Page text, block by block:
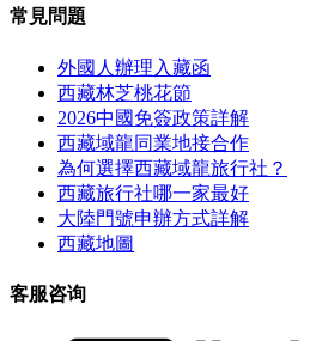
常見問題
外國人辦理入藏函
西藏林芝桃花節
2026中國免簽政策詳解
西藏域龍同業地接合作
為何選擇西藏域龍旅行社？
西藏旅行社哪一家最好
大陸門號申辦方式詳解
西藏地圖
客服咨询